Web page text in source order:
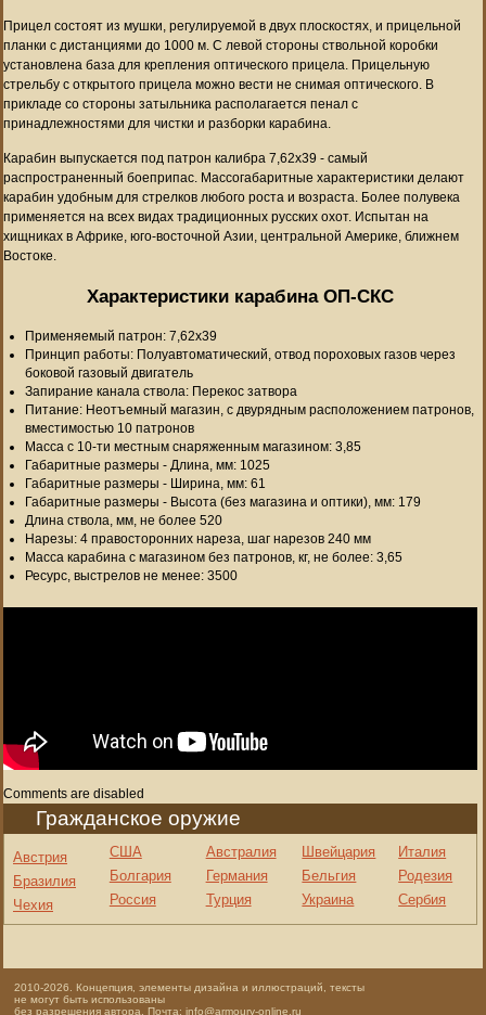
Прицел состоят из мушки, регулируемой в двух плоскостях, и прицельной
планки с дистанциями до 1000 м. С левой стороны ствольной коробки
установлена база для крепления оптического прицела. Прицельную
стрельбу с открытого прицела можно вести не снимая оптического. В
прикладе со стороны затыльника располагается пенал с
принадлежностями для чистки и разборки карабина.
Карабин выпускается под патрон калибра 7,62х39 - самый
распространенный боеприпас. Массогабаритные характеристики делают
карабин удобным для стрелков любого роста и возраста. Более полувека
применяется на всех видах традиционных русских охот. Испытан на
хищниках в Африке, юго-восточной Азии, центральной Америке, ближнем
Востоке.
Характеристики карабина ОП-СКС
Применяемый патрон: 7,62х39
Принцип работы: Полуавтоматический, отвод пороховых газов через
боковой газовый двигатель
Запирание канала ствола: Перекос затвора
Питание: Неотъемный магазин, с двурядным расположением патронов,
вместимостью 10 патронов
Масса с 10-ти местным снаряженным магазином: 3,85
Габаритные размеры - Длина, мм: 1025
Габаритные размеры - Ширина, мм: 61
Габаритные размеры - Высота (без магазина и оптики), мм: 179
Длина ствола, мм, не более 520
Нарезы: 4 правосторонних нареза, шаг нарезов 240 мм
Масса карабина с магазином без патронов, кг, не более: 3,65
Ресурс, выстрелов не менее: 3500
Comments are disabled
Гражданское оружие
Австрия
Бразилия
Чехия
США
Болгария
Россия
Австралия
Германия
Турция
Швейцария
Бельгия
Украина
Италия
Родезия
Сербия
2010-2026. Концепция, элементы дизайна и иллюстраций, тексты
не могут быть использованы
без разрешения автора. Почта: info@armoury-online.ru